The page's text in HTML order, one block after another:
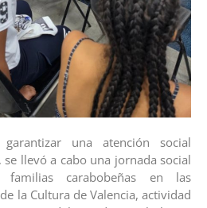
una atención social
llevó a cabo una jornada social
carabobeñas en las
la Cultura de Valencia, actividad